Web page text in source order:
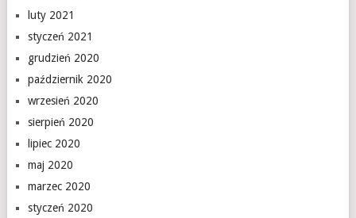
luty 2021
styczeń 2021
grudzień 2020
październik 2020
wrzesień 2020
sierpień 2020
lipiec 2020
maj 2020
marzec 2020
styczeń 2020